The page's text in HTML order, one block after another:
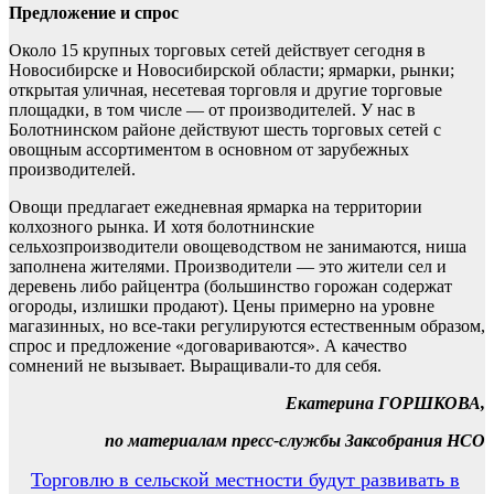
Предложение и спрос
Около 15 крупных торговых сетей действует сегодня в
Новосибирске и Новосибирской области; ярмарки, рынки;
открытая уличная, несетевая торговля и другие торговые
площадки, в том числе — от производителей. У нас в
Болотнинском районе действуют шесть торговых сетей с
овощным ассортиментом в основном от зарубежных
производителей.
Овощи предлагает ежедневная ярмарка на территории
колхозного рынка. И хотя болотнинские
сельхозпроизводители овощеводством не занимаются, ниша
заполнена жителями. Производители — это жители сел и
деревень либо райцентра (большинство горожан содержат
огороды, излишки продают). Цены примерно на уровне
магазинных, но все-таки регулируются естественным образом,
спрос и предложение «договариваются». А качество
сомнений не вызывает. Выращивали-то для себя.
Екатерина ГОРШКОВА,
по материалам пресс-службы Заксобрания НСО
Навигация
Торговлю в сельской местности будут развивать в